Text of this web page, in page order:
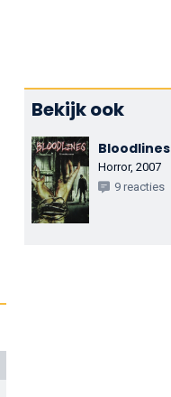
Bekijk ook
Bloodlines
Horror, 2007
9 reacties